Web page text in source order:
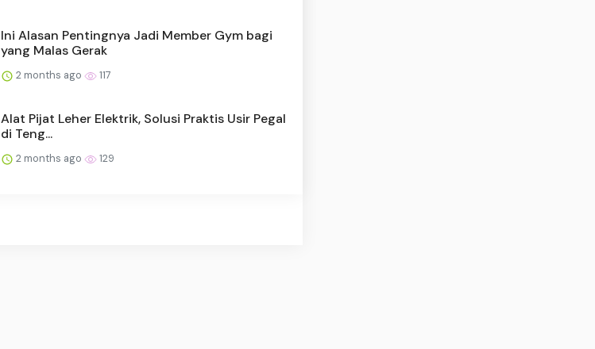
Ini Alasan Pentingnya Jadi Member Gym bagi
yang Malas Gerak
2 months ago 117
Alat Pijat Leher Elektrik, Solusi Praktis Usir Pegal
di Teng...
2 months ago 129